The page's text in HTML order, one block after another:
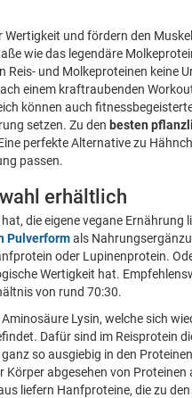
und fördern den
wie das legendäre
und Molkeproteinen keine
einem kraftraubenden
können auch
setzen. Zu den besten
perfekte Alternative zu
passen.
erhältlich
die eigene vegane Ernährung
Pulverformals
oder Lupinenprotein.
Wertigkeit hat.
von rund 70:30.
Lysin, welche sich
Dafür sind im Reisprotein
so ausgiebig in den
Körper abgesehen von
liefern Hanfproteine, die zu